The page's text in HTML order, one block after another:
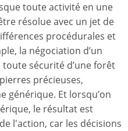
toute activité en une
résolue avec un jet de
procédurales et
la négociation d’un
sécurité d’une forêt
précieuses,
générique. Et lorsqu’on
le résultat est
l'action, car les décisions